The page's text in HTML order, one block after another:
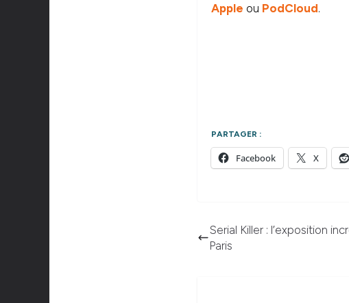
Apple ou PodCloud.
PARTAGER :
Facebook X
Serial Killer : l’exposition
Paris